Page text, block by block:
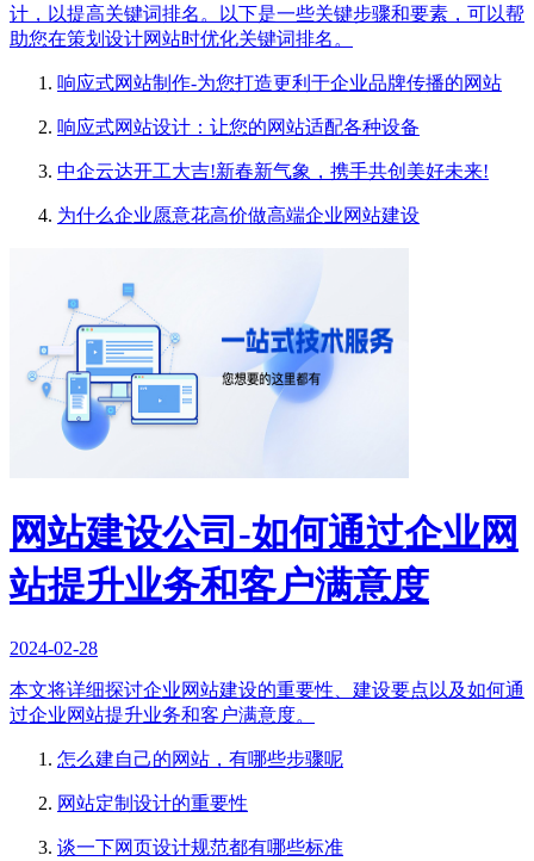
计，以提高关键词排名。以下是一些关键步骤和要素，可以帮
助您在策划设计网站时优化关键词排名。
响应式网站制作-为您打造更利于企业品牌传播的网站
响应式网站设计：让您的网站适配各种设备
中企云达开工大吉!新春新气象，携手共创美好未来!
为什么企业愿意花高价做高端企业网站建设
网站建设公司-如何通过企业网
站提升业务和客户满意度
2024-02-28
本文将详细探讨企业网站建设的重要性、建设要点以及如何通
过企业网站提升业务和客户满意度。
怎么建自己的网站，有哪些步骤呢
网站定制设计的重要性
谈一下网页设计规范都有哪些标准